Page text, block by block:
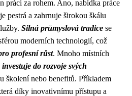
práci za rohem. Ano, nabídka práce
pestrá a zahrnuje širokou škálu
Silná průmyslová tradice se
moderních technologií, což
profesní růst. Mnoho místních
investuje do rozvoje svých
školení nebo benefitů. Příkladem
díky inovativnímu přístupu a